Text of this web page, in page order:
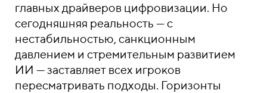
главных драйверов цифровизации. Но
сегодняшняя реальность — с
нестабильностью, санкционным
давлением и стремительным развитием
ИИ — заставляет всех игроков
пересматривать подходы. Горизонты